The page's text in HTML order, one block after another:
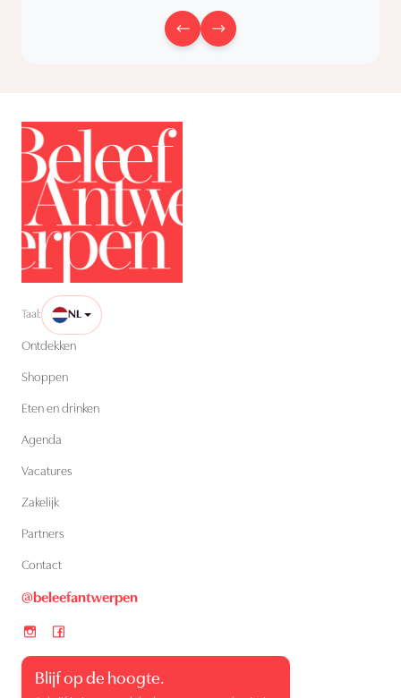
Taal: NL
Ontdekken
Shoppen
Eten en drinken
Agenda
Vacatures
Zakelijk
Partners
Contact
@beleefantwerpen
Blijf op de hoogte.